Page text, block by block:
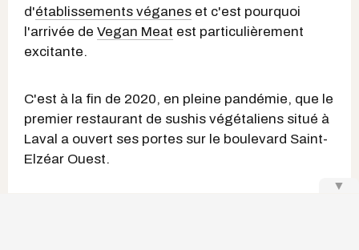
d'établissements véganes et c'est pourquoi
l'arrivée de Vegan Meat est particulièrement
excitante.
C'est à la fin de 2020, en pleine pandémie, que le
premier restaurant de sushis végétaliens situé à
Laval a ouvert ses portes sur le boulevard Saint-
Elzéar Ouest.
▼